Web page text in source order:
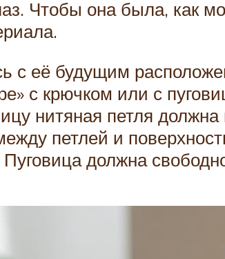
Чтобы она была, как
с её будущим
с крючком или с
нитяная петля
петлей и
должна